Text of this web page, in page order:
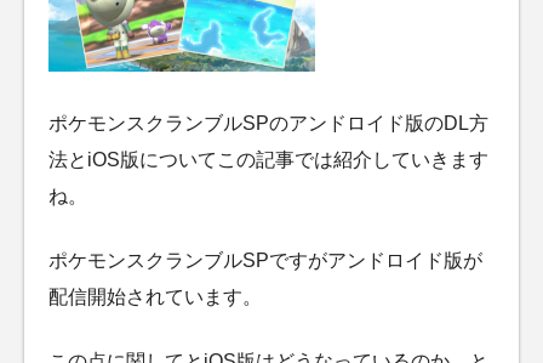
ポケモンスクランブルSPのアンドロイド版のDL方
法とiOS版についてこの記事では紹介していきます
ね。
ポケモンスクランブルSPですがアンドロイド版が
配信開始されています。